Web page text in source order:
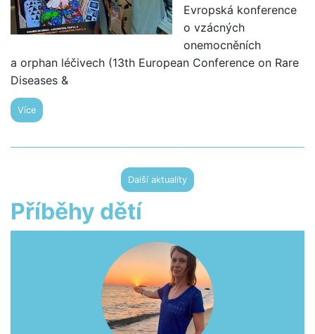
Evropská konference
o vzácných
onemocněních
a orphan léčivech (13th European Conference on Rare
Diseases &
Více
Další aktuality
Příběhy dětí